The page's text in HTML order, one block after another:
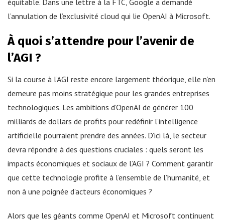
équitable. Dans une lettre à la FTC, Google a demandé
l’annulation de l’exclusivité cloud qui lie OpenAI à Microsoft.
À quoi s’attendre pour l’avenir de
l’AGI ?
Si la course à l’AGI reste encore largement théorique, elle n’en
demeure pas moins stratégique pour les grandes entreprises
technologiques. Les ambitions d’OpenAI de générer 100
milliards de dollars de profits pour redéfinir l’intelligence
artificielle pourraient prendre des années. D’ici là, le secteur
devra répondre à des questions cruciales : quels seront les
impacts économiques et sociaux de l’AGI ? Comment garantir
que cette technologie profite à l’ensemble de l’humanité, et
non à une poignée d’acteurs économiques ?
Alors que les géants comme OpenAI et Microsoft continuent